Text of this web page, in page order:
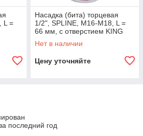
L =
Насадка (бита) торцевая
1/2", SPLINE, M16-М18, L =
66 мм, с отверстием KING
TONY
Нет в наличии
Цену уточняйте
последний год